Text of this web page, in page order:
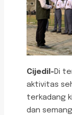
Cijedil-Di
aktivitas
terkadang
dan